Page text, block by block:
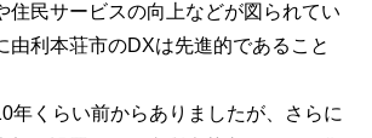
住民サービスの向上などが図られてい
由利本荘市のDXは先進的であること
年くらい前からありましたが、さらに